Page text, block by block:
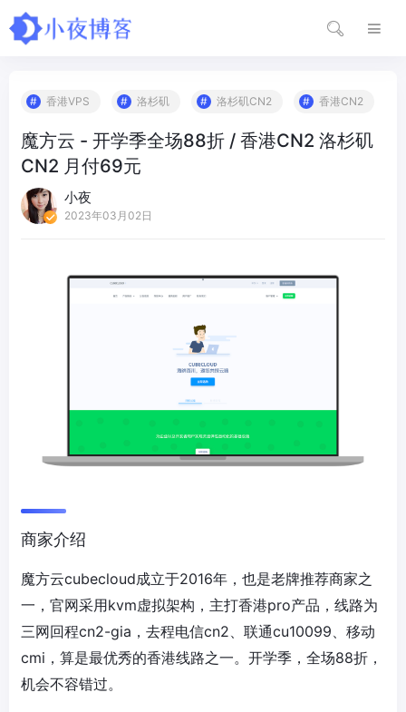
香港VPS 洛杉矶 洛杉矶CN2 香港CN2
魔方云 - 开学季全场88折 / 香港CN2 洛杉矶
CN2 月付69元
小夜
2023年03月02日
商家介绍
魔方云cubecloud成立于2016年，也是老牌推荐商家之
一，官网采用kvm虚拟架构，主打香港pro产品，线路为
三网回程cn2-gia，去程电信cn2、联通cu10099、移动
cmi，算是最优秀的香港线路之一。开学季，全场88折，
机会不容错过。